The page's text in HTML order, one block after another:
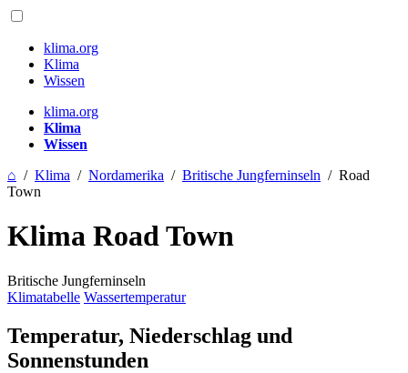
klima.org
Klima
Wissen
klima.org
Klima
Wissen
⌂ / Klima / Nordamerika / Britische Jungferninseln / Road
Town
Klima Road Town
Britische Jungferninseln
Klimatabelle Wassertemperatur
Temperatur, Niederschlag und
Sonnenstunden